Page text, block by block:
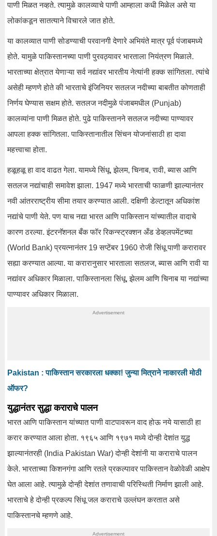
पाणी मिळत नव्हते. त्यामुळे कालव्याचे पाणी आम्हाला कधी मिळेल असे या
लोकांकडून सातत्याने विचारले जात होते.
या कालव्यात पाणी सोडण्याची परवानगी देणारे अभियंते मात्र पूर्व पंजाबमध्ये
होते. यामुळे पाकिस्तानच्या पाणी पुरवठ्यावर भारताला नियंत्रण मिळाले.
भारताच्या क्षेत्रात येणाऱ्या सर्व नद्यांवर भारतीय नेत्यांनी हक्क सांगितला. त्यांचे
असेही म्हणणे होते की भारताचे इंजिनियर सतलज नदीच्या बाबतीत कोणताही
निर्णय घेण्यास सक्षम होते. सतलज नदीमुळे पंजाबमधील (Punjab)
कालव्यांना पाणी मिळत होते. पुढे पाकिस्तानने सतलज नदीच्या पाण्यावर
आपला हक्क सांगितला. पाकिस्तानातील सिंचन योजनांसाठी हा दावा
महत्त्वाचा होता.
हळूहळू हा वाद वाढत गेला. यामध्ये सिंधू, झेलम, चिनाब, रावी, ब्यास आणि
सतलज नद्यांचाही समावेश झाला. 1947 मध्ये भारताची फाळणी झाल्यानंतर
नवी आंतरराष्ट्रीय सीमा तयार करण्यात आली. दक्षिणी डेल्टातून अधिकांश
नद्यांचे पाणी येते. पण याच नद्या भारत आणि पाकिस्तान यांच्यातील वादाचे
कारण ठरल्या. इंटरनॅशनल बँक फॉर रिकन्स्ट्रक्शन अँड डेव्हलपमेंटच्या
(World Bank) प्रयत्नानंतर 19 सप्टेंबर 1960 रोजी सिंधू पाणी करारावर
सह्या करण्यात आल्या. या करारानुसार भारताला सतलज, ब्यास आणि रावी या
नद्यांवर अधिकार मिळाला. पाकिस्तानला सिंधू, झेलम आणि चिनाब या नद्यांच्या
पाण्यावर अधिकार मिळाला.
Pakistan : पाकिस्तान सरकारला धक्का! जुन्या मित्राने नाकारली मोठी
ऑफर?
युद्धानंतर सुद्धा कराराचे पालन
भारत आणि पाकिस्तान यांच्यात पाणी वाटपावरून वाद होऊ नये यासाठी हा
करार करण्यात आला होता. १९६५ आणि १९७१ मध्ये दोन्ही देशांत युद्ध
झाल्यानंतरही (India Pakistan War) दोन्ही देशांनी या कराराचे पालन
केले. भारताच्या किशनगंगा आणि रतले प्रकल्पावर पाकिस्तान वेळोवेळी आक्षेप
घेत आला आहे. त्यामुळे दोन्ही देशांत तणावाची परिस्थिती निर्माण झाली आहे.
भारताचे हे दोन्ही प्रकल्प सिंधू जल कराराचे उल्लंघन करतात असे
पाकिस्तानचे म्हणणे आहे.